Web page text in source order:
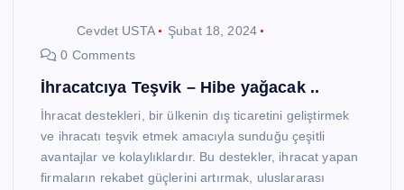
Cevdet USTA
Şubat 18, 2024
0 Comments
İhracatcıya Teşvik – Hibe yağacak ..
İhracat destekleri, bir ülkenin dış ticaretini geliştirmek
ve ihracatı teşvik etmek amacıyla sunduğu çeşitli
avantajlar ve kolaylıklardır. Bu destekler, ihracat yapan
firmaların rekabet güçlerini artırmak, uluslararası